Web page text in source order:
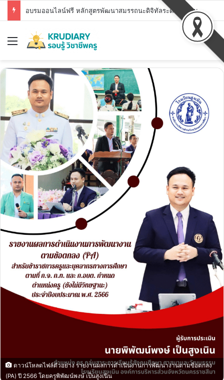
อบรมออนไลน์ฟรี หลักสูตรพัฒนาสมรรถนะดิจิทัลระดับพื้นฐาน สพฐ. DC1 – DC7 รับวุฒิบัตร สพฐ.
Menu
ดาวน์โหลดไฟล์ตัวอย่าง รายงานผลการดำเนินงานการพัฒนางานตามข้อตกลง
(PA) ปี 2566 โดยครูพิพัฒน์พงษ์ เป็นสูงเนิน